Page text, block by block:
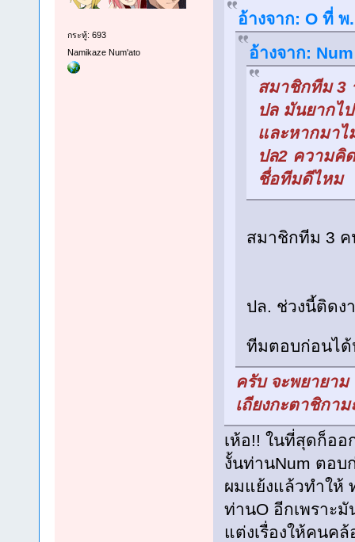
กระทู้: 693
Namikaze Num'ato
อ้างจาก: O ที่ พ
อ้างจาก:
สมาชิกทีม 3
ปล มันยากไ
และหากมาไ
ปล2 ความคิ
ชื่อทีมดีไหม
สมาชิกทีม 3 ค
ปล. ช่วงนี้ติดง
ทีมตอบก่อนได้
ครับ จะพยายาม
เถียงกะตาชิกา
เห้อ!! ในที่สุดก็อ
งั้นท่านNum ตอบ
ผมแย้งแล้วทำให้
ท่านO อีกเพราะ
แต่งเรื่องให้คนค